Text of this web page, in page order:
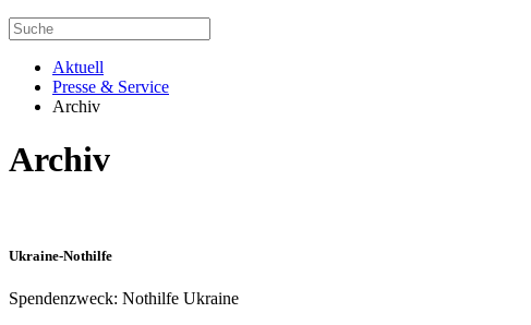
Aktuell
Presse & Service
Archiv
Archiv
Ukraine-Nothilfe
Spendenzweck: Nothilfe Ukraine